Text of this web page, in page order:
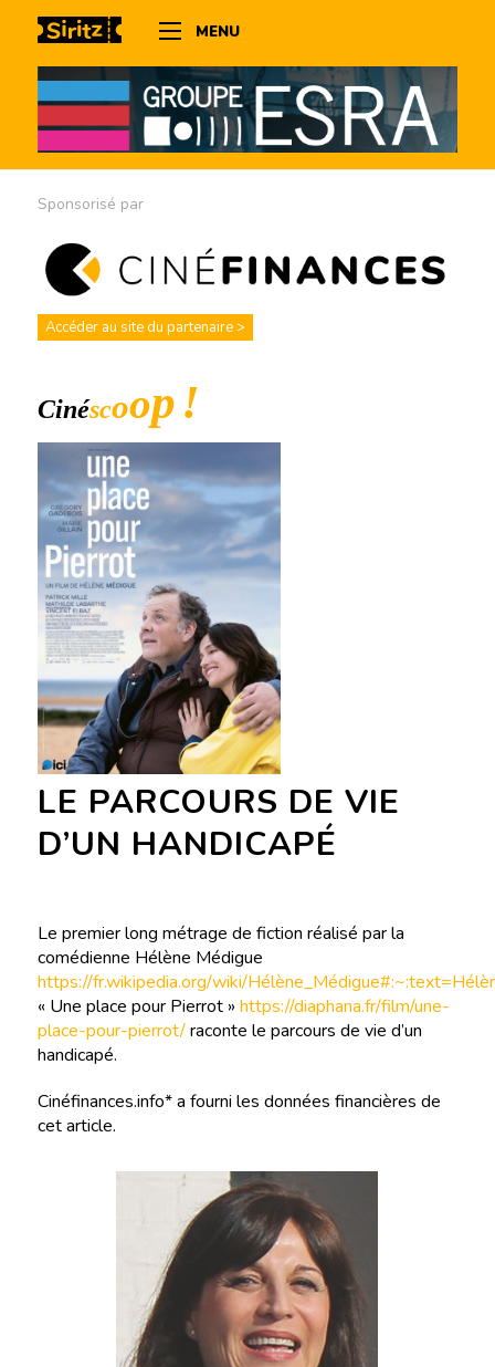
MENU
Sponsorisé par
Accéder au site du partenaire >
LE PARCOURS DE VIE
D’UN HANDICAPÉ
Le premier long métrage de fiction réalisé par la
comédienne Hélène Médigue
https://fr.wikipedia.org/wiki/
« Une place pour Pierrot » https://diaphana.fr/film/une-
place-pour-pierrot/raconte le parcours de vie d’un
handicapé.
Cinéfinances.info* a fourni les données financières de
cet article.